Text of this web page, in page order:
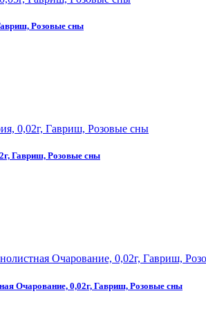
Розовые сны
Гавриш, Розовые сны
Очарование, 0,02г, Гавриш, Розовые сны